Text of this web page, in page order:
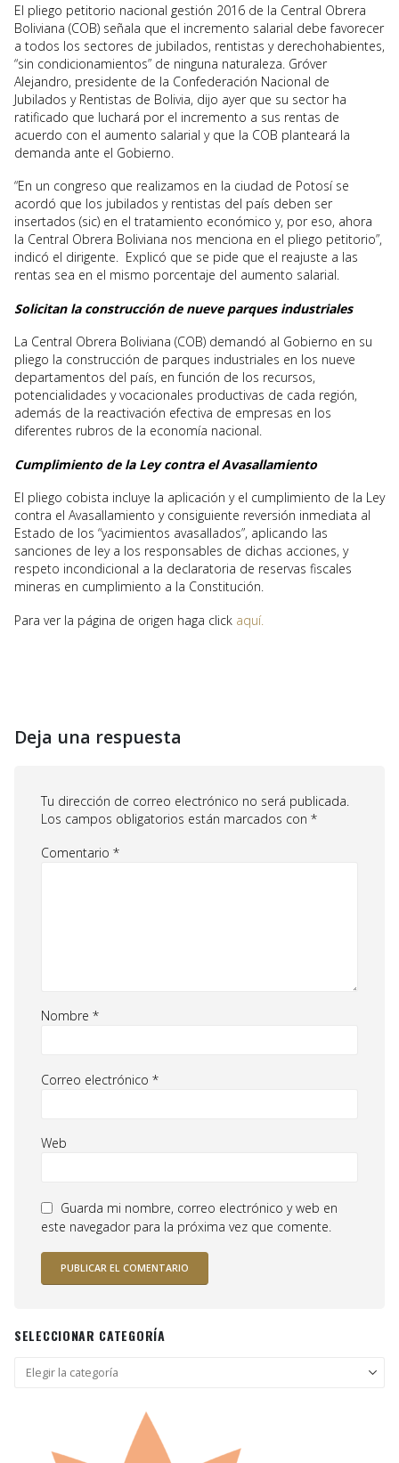
El pliego petitorio nacional gestión 2016 de la Central Obrera
Boliviana (COB) señala que el incremento salarial debe favorecer
a todos los sectores de jubilados, rentistas y derechohabientes,
“sin condicionamientos” de ninguna naturaleza. Gróver
Alejandro, presidente de la Confederación Nacional de
Jubilados y Rentistas de Bolivia, dijo ayer que su sector ha
ratificado que luchará por el incremento a sus rentas de
acuerdo con el aumento salarial y que la COB planteará la
demanda ante el Gobierno.
“En un congreso que realizamos en la ciudad de Potosí se
acordó que los jubilados y rentistas del país deben ser
insertados (sic) en el tratamiento económico y, por eso, ahora
la Central Obrera Boliviana nos menciona en el pliego petitorio”,
indicó el dirigente. Explicó que se pide que el reajuste a las
rentas sea en el mismo porcentaje del aumento salarial.
Solicitan la construcción de nueve parques industriales
La Central Obrera Boliviana (COB) demandó al Gobierno en su
pliego la construcción de parques industriales en los nueve
departamentos del país, en función de los recursos,
potencialidades y vocacionales productivas de cada región,
además de la reactivación efectiva de empresas en los
diferentes rubros de la economía nacional.
Cumplimiento de la Ley contra el Avasallamiento
El pliego cobista incluye la aplicación y el cumplimiento de la Ley
contra el Avasallamiento y consiguiente reversión inmediata al
Estado de los “yacimientos avasallados”, aplicando las
sanciones de ley a los responsables de dichas acciones, y
respeto incondicional a la declaratoria de reservas fiscales
mineras en cumplimiento a la Constitución.
Para ver la página de origen haga click aquí.
Deja una respuesta
Tu dirección de correo electrónico no será publicada.
Los campos obligatorios están marcados con *
Comentario *
Nombre *
Correo electrónico *
Web
Guarda mi nombre, correo electrónico y web en
este navegador para la próxima vez que comente.
SELECCIONAR CATEGORÍA
Seleccionar
categoría